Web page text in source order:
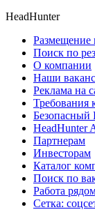
HeadHunter
Размещение
Поиск по
О компании
Наши
Реклама на
Требования
Безопасный
HeadHunter
Партнерам
Инвесторам
Каталог
Поиск по
Работа
Сетка: